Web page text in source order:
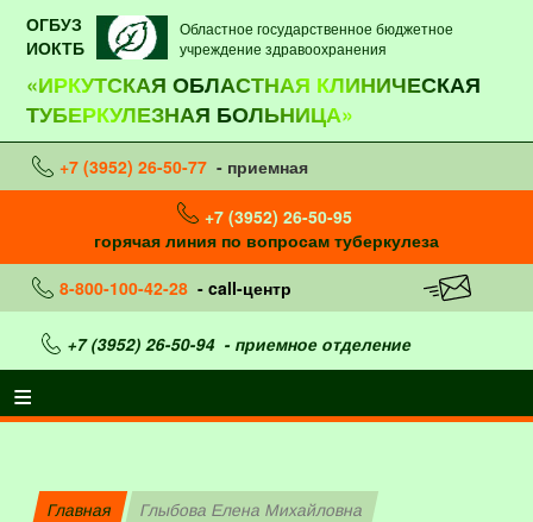
ОГБУЗ
ИОКТБ
Областное государственное бюджетное
учреждение здравоохранения
«ИРКУТСКАЯ ОБЛАСТНАЯ КЛИНИЧЕСКАЯ
ТУБЕРКУЛЕЗНАЯ БОЛЬНИЦА»
+7 (3952) 26-50-77 - приемная
+7 (3952) 26-50-95
горячая линия по вопросам туберкулеза
8-800-100-42-28 - call-центр
+7 (3952) 26-50-94- приемное отделение
Главная Глыбова Елена Михайловна